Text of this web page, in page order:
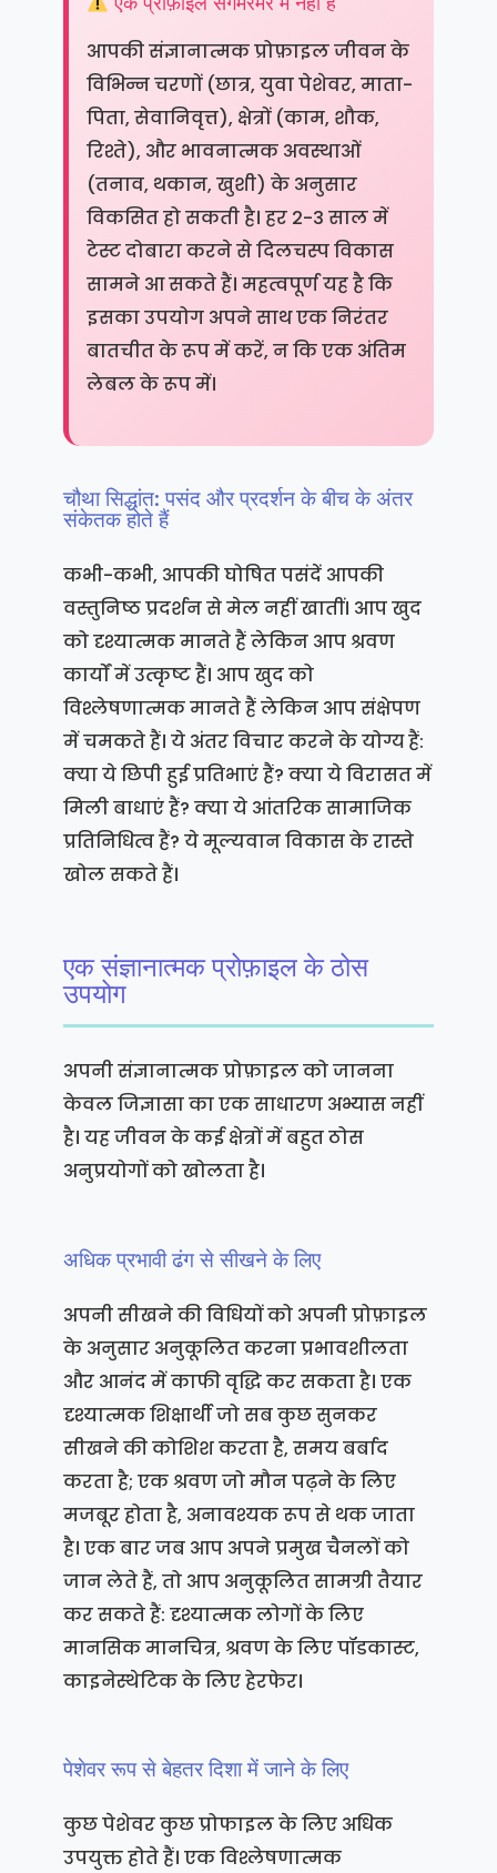
आपकी संज्ञानात्मक प्रोफ़ाइल जीवन के
विभिन्न चरणों (छात्र, युवा पेशेवर, माता-
पिता, सेवानिवृत्त), क्षेत्रों (काम, शौक,
रिश्ते), और भावनात्मक अवस्थाओं
(तनाव, थकान, खुशी) के अनुसार
विकसित हो सकती है। हर 2-3 साल में
टेस्ट दोबारा करने से दिलचस्प विकास
सामने आ सकते हैं। महत्वपूर्ण यह है कि
इसका उपयोग अपने साथ एक निरंतर
बातचीत के रूप में करें, न कि एक अंतिम
लेबल के रूप में।
चौथा सिद्धांत: पसंद और प्रदर्शन के बीच के अंतर
संकेतक होते हैं
कभी-कभी, आपकी घोषित पसंदें आपकी
वस्तुनिष्ठ प्रदर्शन से मेल नहीं खातीं। आप खुद
को दृश्यात्मक मानते हैं लेकिन आप श्रवण
कार्यों में उत्कृष्ट हैं। आप खुद को
विश्लेषणात्मक मानते हैं लेकिन आप संक्षेपण
में चमकते हैं। ये अंतर विचार करने के योग्य हैं:
क्या ये छिपी हुई प्रतिभाएं हैं? क्या ये विरासत में
मिली बाधाएं हैं? क्या ये आंतरिक सामाजिक
प्रतिनिधित्व हैं? ये मूल्यवान विकास के रास्ते
खोल सकते हैं।
एक संज्ञानात्मक प्रोफ़ाइल के ठोस
उपयोग
अपनी संज्ञानात्मक प्रोफ़ाइल को जानना
केवल जिज्ञासा का एक साधारण अभ्यास नहीं
है। यह जीवन के कई क्षेत्रों में बहुत ठोस
अनुप्रयोगों को खोलता है।
अधिक प्रभावी ढंग से सीखने के लिए
अपनी सीखने की विधियों को अपनी प्रोफ़ाइल
के अनुसार अनुकूलित करना प्रभावशीलता
और आनंद में काफी वृद्धि कर सकता है। एक
दृश्यात्मक शिक्षार्थी जो सब कुछ सुनकर
सीखने की कोशिश करता है, समय बर्बाद
करता है; एक श्रवण जो मौन पढ़ने के लिए
मजबूर होता है, अनावश्यक रूप से थक जाता
है। एक बार जब आप अपने प्रमुख चैनलों को
जान लेते हैं, तो आप अनुकूलित सामग्री तैयार
कर सकते हैं: दृश्यात्मक लोगों के लिए
मानसिक मानचित्र, श्रवण के लिए पॉडकास्ट,
काइनेस्थेटिक के लिए हेरफेर।
पेशेवर रूप से बेहतर दिशा में जाने के लिए
कुछ पेशेवर कुछ प्रोफाइल के लिए अधिक
उपयुक्त होते हैं। एक विश्लेषणात्मक